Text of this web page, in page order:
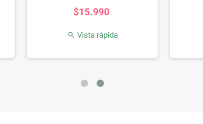
$15.990
 Vista rápida